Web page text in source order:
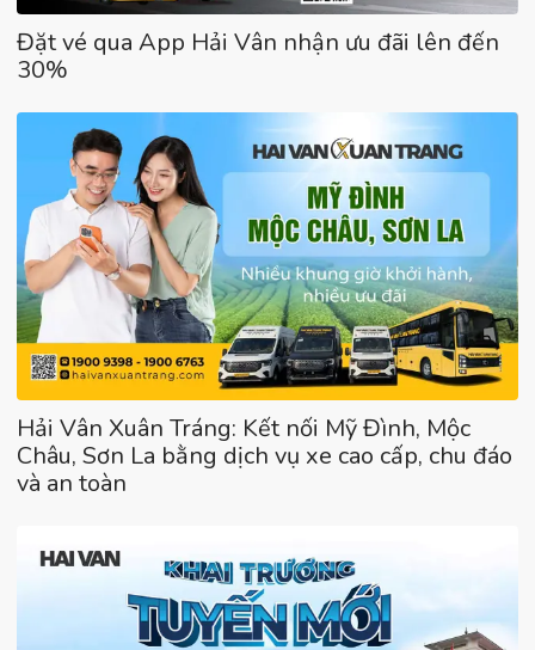
Đặt vé qua App Hải Vân nhận ưu đãi lên đến
30%
Hải Vân Xuân Tráng: Kết nối Mỹ Đình, Mộc
Châu, Sơn La bằng dịch vụ xe cao cấp, chu đáo
và an toàn